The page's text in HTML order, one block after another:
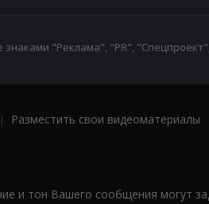
"Реклама", "PR",
| Разместить свои видеоматериалы
и тон Вашего сообщения могут